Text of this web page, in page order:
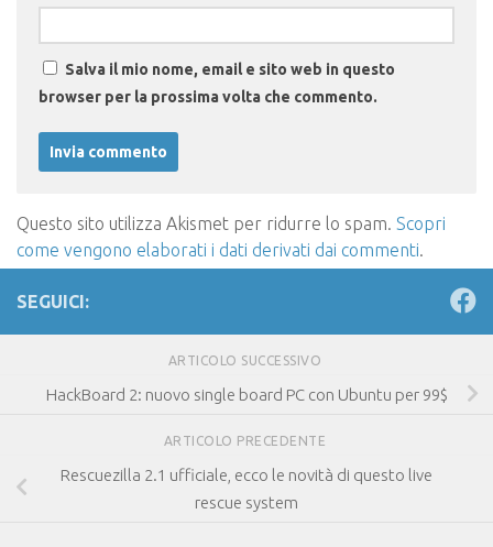
Salva il mio nome, email e sito web in questo
browser per la prossima volta che commento.
Questo sito utilizza Akismet per ridurre lo spam. Scopri
come vengono elaborati i dati derivati dai commenti.
SEGUICI:
ARTICOLO SUCCESSIVO
HackBoard 2: nuovo single board PC con Ubuntu per 99$
ARTICOLO PRECEDENTE
Rescuezilla 2.1 ufficiale, ecco le novità di questo live
rescue system